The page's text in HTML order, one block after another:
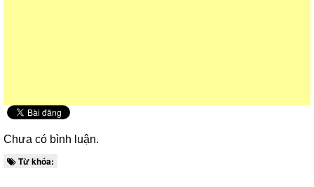
Chưa có bình luận.
Từ khóa: